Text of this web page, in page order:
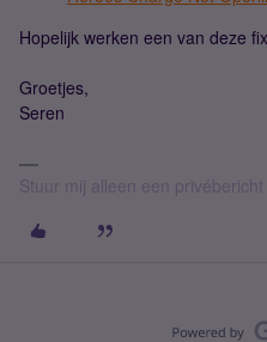
Hopelijk werken een van deze
Groetjes,
Seren
Stuur mij alleen een